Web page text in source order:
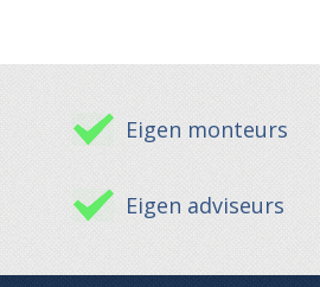
Eigen monteurs
Eigen adviseurs